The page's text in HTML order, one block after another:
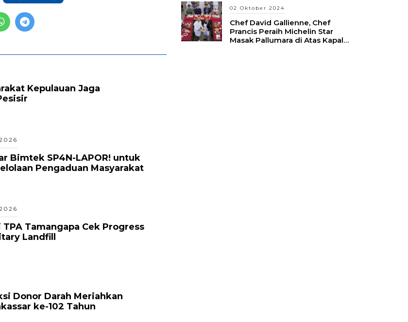
Kepulauan Jaga
Bimtek SP4N-LAPOR! untuk
Pengaduan Masyarakat
Tamangapa Cek Progress
Landfill
Donor Darah Meriahkan
ke-102 Tahun
02 Oktober 2024
Chef David Gallienne, Chef
Prancis Peraih Michelin Star
Masak Pallumara di Atas Kapal